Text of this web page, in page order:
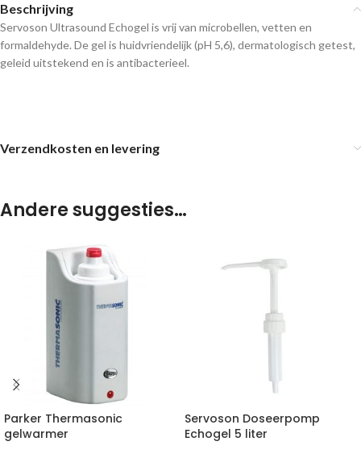
Beschrijving
Servoson Ultrasound Echogel is vrij van microbellen, vetten en
formaldehyde. De gel is huidvriendelijk (pH 5,6), dermatologisch getest,
geleid uitstekend en is antibacterieel.
Verzendkosten en levering
Andere suggesties…
Parker Thermasonic
gelwarmer
Servoson Doseerpomp
Echogel 5 liter